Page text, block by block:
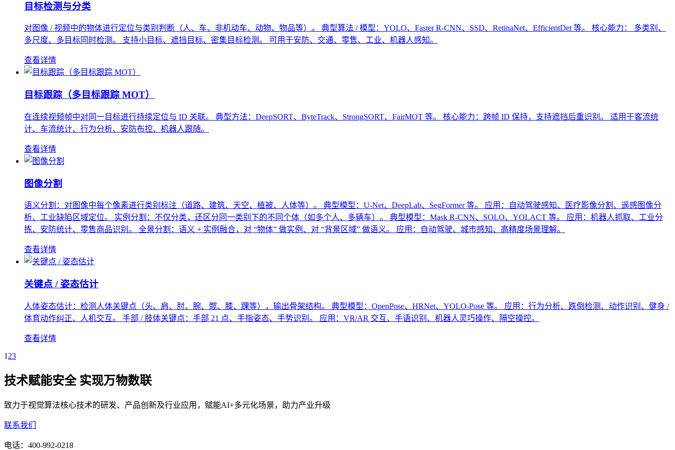
目标检测与分类
对图像 / 视频中的物体进行定位与类别判断（人、车、非机动车、动物、物品等）。 典型算法 / 模型：YOLO、Faster R-CNN、SSD、RetinaNet、EfficientDet 等。 核心能力： 多类别、
多尺度、多目标同时检测。 支持小目标、遮挡目标、密集目标检测。 可用于安防、交通、零售、工业、机器人感知。
查看详情
目标跟踪（多目标跟踪 MOT）
在连续视频帧中对同一目标进行持续定位与 ID 关联。 典型方法：DeepSORT、ByteTrack、StrongSORT、FairMOT 等。 核心能力：跨帧 ID 保持，支持遮挡后重识别。 适用于客流统
计、车流统计、行为分析、安防布控、机器人跟随。
查看详情
图像分割
语义分割：对图像中每个像素进行类别标注（道路、建筑、天空、植被、人体等）。 典型模型：U-Net、DeepLab、SegFormer 等。 应用：自动驾驶感知、医疗影像分割、遥感图像分
析、工业缺陷区域定位。 实例分割：不仅分类，还区分同一类别下的不同个体（如多个人、多辆车）。 典型模型：Mask R-CNN、SOLO、YOLACT 等。 应用：机器人抓取、工业分
拣、安防统计、零售商品识别。 全景分割：语义 + 实例融合，对 “物体” 做实例、对 “背景区域” 做语义。 应用：自动驾驶、城市感知、高精度场景理解。
查看详情
关键点 / 姿态估计
人体姿态估计：检测人体关键点（头、肩、肘、腕、髋、膝、踝等），输出骨架结构。 典型模型：OpenPose、HRNet、YOLO-Pose 等。 应用：行为分析、跌倒检测、动作识别、健身 /
体育动作纠正、人机交互。 手部 / 肢体关键点：手部 21 点、手指姿态、手势识别。 应用：VR/AR 交互、手语识别、机器人灵巧操作、隔空操控。
查看详情
1 23
技术赋能安全 实现万物数联
致力于视觉算法核心技术的研发、产品创新及行业应用，赋能AI+多元化场景，助力产业升级
联系我们
电话： 400-992-0218